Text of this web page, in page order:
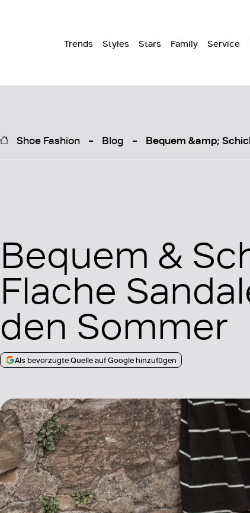
Trends Styles Stars Family Service
Shoe Fashion Blog Bequem &amp;
Bequem &
Flache
den Sommer
Als bevorzugte Quelle auf Google hinzufügen